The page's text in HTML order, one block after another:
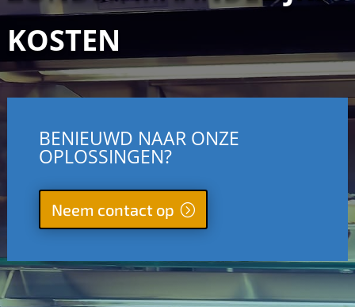
KOSTEN
BENIEUWD NAAR ONZE
OPLOSSINGEN?
Neem contact op